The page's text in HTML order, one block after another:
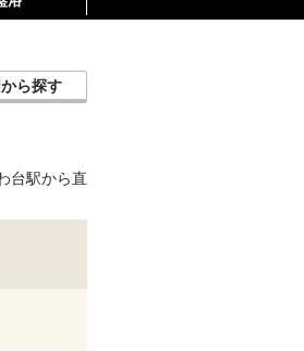
ら探す
台駅から直